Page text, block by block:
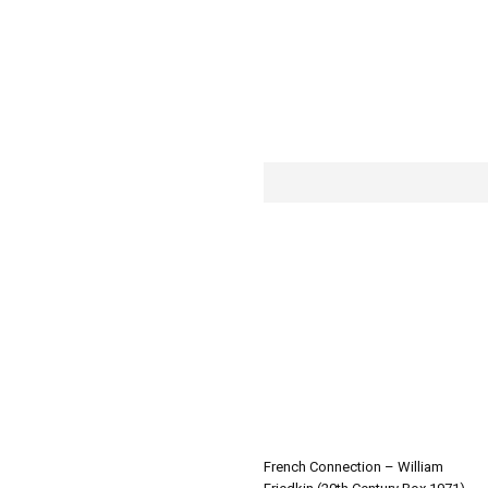
French Connection – William